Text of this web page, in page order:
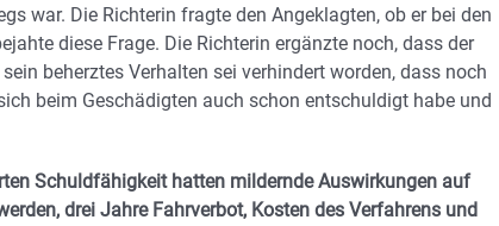
war. Die Richterin fragte den Angeklagten, ob er bei den
diese Frage. Die Richterin ergänzte noch, dass der
beherztes Verhalten sei verhindert worden, dass noch
beim Geschädigten auch schon entschuldigt habe und
Schuldfähigkeit hatten mildernde Auswirkungen auf
drei Jahre Fahrverbot, Kosten des Verfahrens und